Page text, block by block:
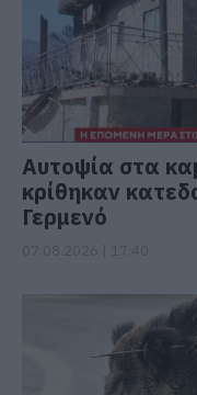
Αυτοψία στα
κρίθηκαν
Γερμενό